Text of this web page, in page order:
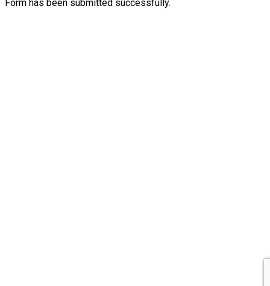
Form has been submitted successfully.